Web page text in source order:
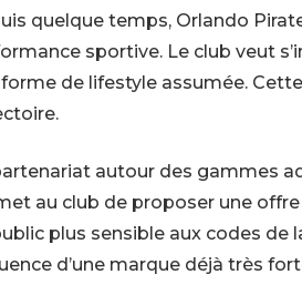
quelque temps, Orlando
sportive. Le club veut
de lifestyle assumée.
autour des gammes
au club de proposer une
plus sensible aux codes de
d’une marque déjà très